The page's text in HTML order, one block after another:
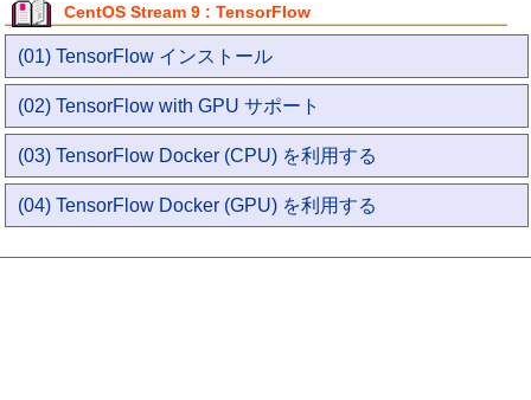
CentOS Stream 9 : TensorFlow
(01) TensorFlow インストール
(02) TensorFlow with GPU サポート
(03) TensorFlow Docker (CPU) を利用する
(04) TensorFlow Docker (GPU) を利用する